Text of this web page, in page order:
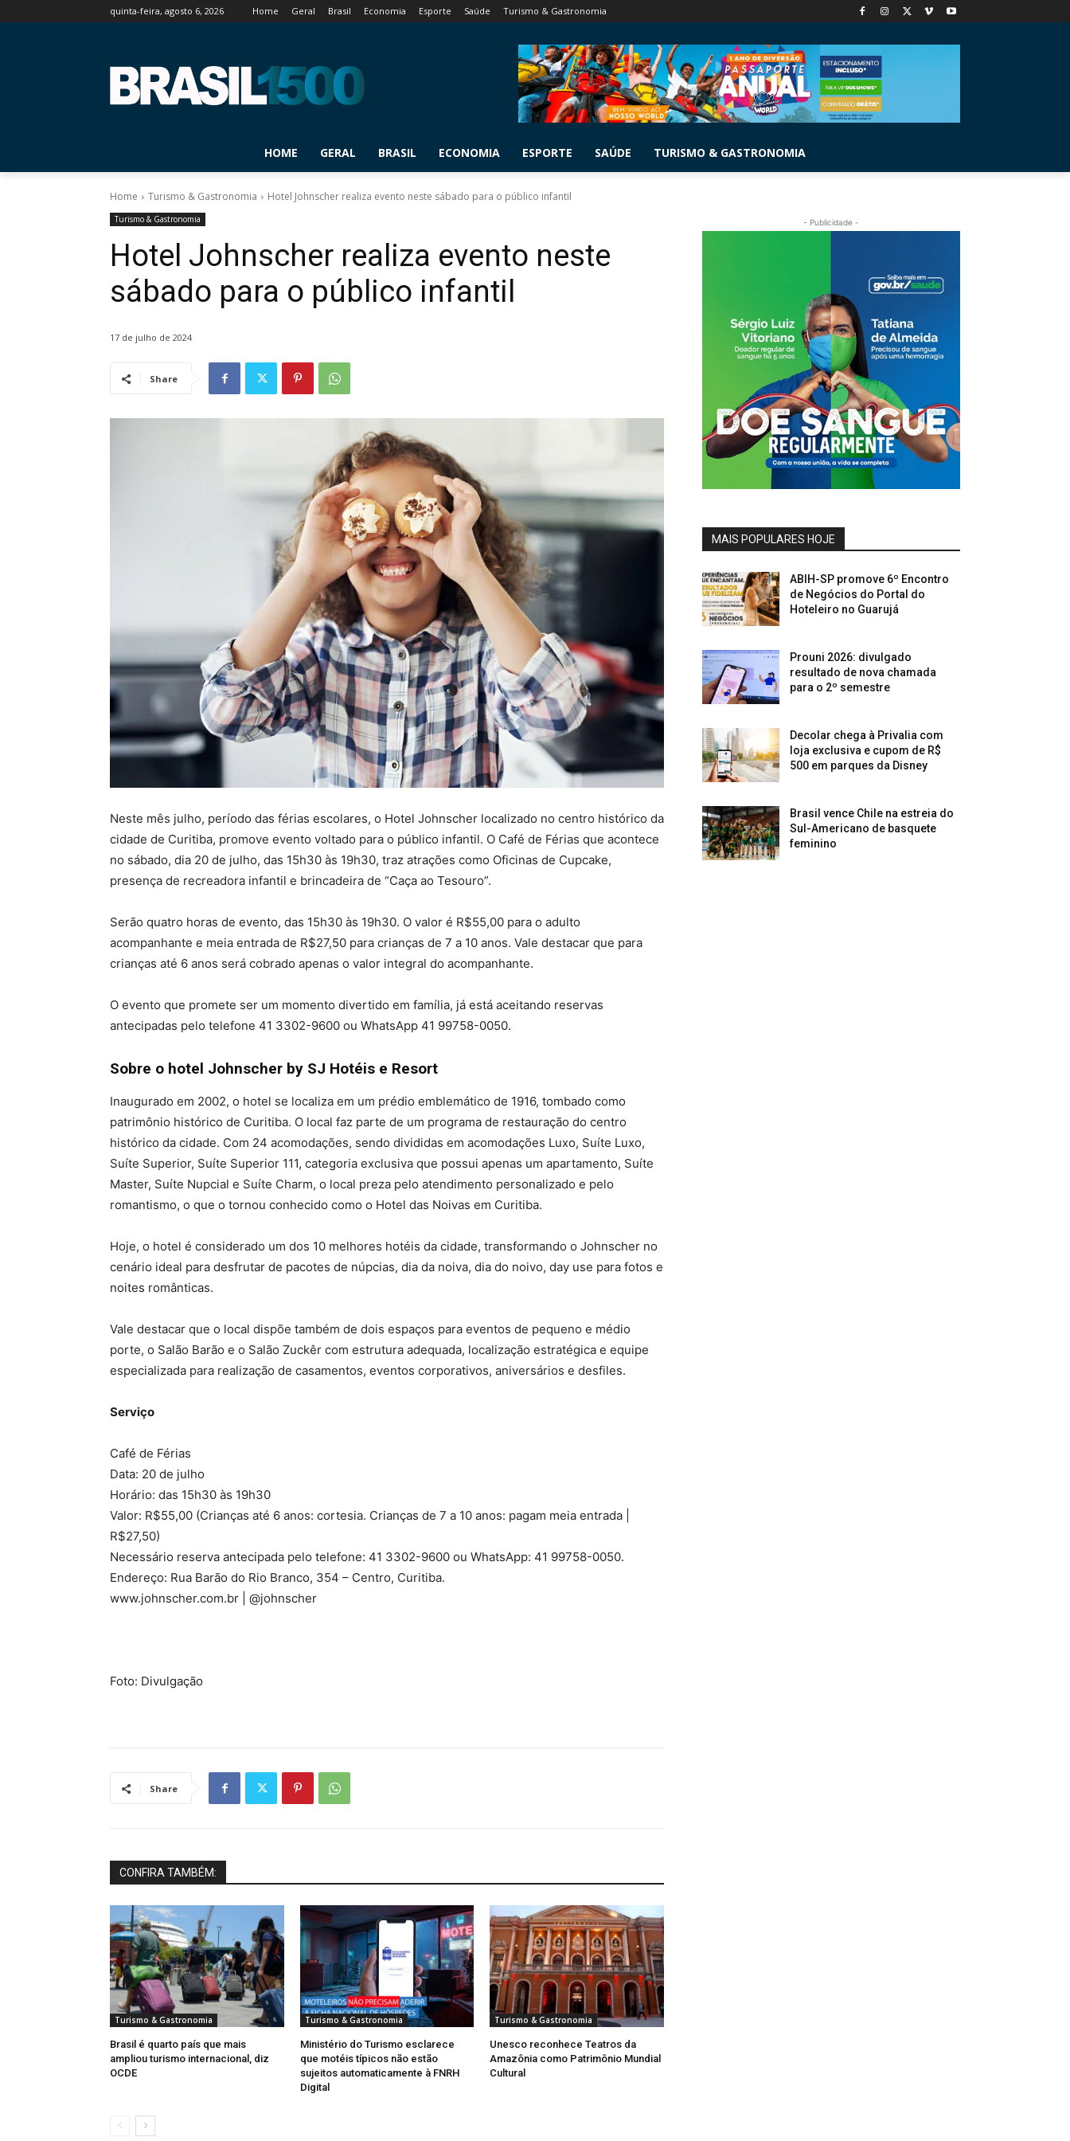
quinta-feira, agosto 6, 2026 Home Geral Brasil Economia Esporte Saúde Turismo & Gastronomia
HOME GERAL BRASIL ECONOMIA ESPORTE SAÚDE TURISMO & GASTRONOMIA
Home Turismo & Gastronomia Hotel Johnscher realiza evento neste sábado para o público infantil
Turismo & Gastronomia
Hotel Johnscher realiza evento neste
sábado para o público infantil
17 de julho de 2024
Share
Neste mês julho, período das férias escolares, o Hotel Johnscher localizado no centro histórico da
cidade de Curitiba, promove evento voltado para o público infantil. O Café de Férias que acontece
no sábado, dia 20 de julho, das 15h30 às 19h30, traz atrações como Oficinas de Cupcake,
presença de recreadora infantil e brincadeira de “Caça ao Tesouro”.
Serão quatro horas de evento, das 15h30 às 19h30. O valor é R$55,00 para o adulto
acompanhante e meia entrada de R$27,50 para crianças de 7 a 10 anos. Vale destacar que para
crianças até 6 anos será cobrado apenas o valor integral do acompanhante.
O evento que promete ser um momento divertido em família, já está aceitando reservas
antecipadas pelo telefone 41 3302-9600 ou WhatsApp 41 99758-0050.
Sobre o hotel Johnscher by SJ Hotéis e Resort
Inaugurado em 2002, o hotel se localiza em um prédio emblemático de 1916, tombado como
patrimônio histórico de Curitiba. O local faz parte de um programa de restauração do centro
histórico da cidade. Com 24 acomodações, sendo divididas em acomodações Luxo, Suíte Luxo,
Suíte Superior, Suíte Superior 111, categoria exclusiva que possui apenas um apartamento, Suíte
Master, Suíte Nupcial e Suíte Charm, o local preza pelo atendimento personalizado e pelo
romantismo, o que o tornou conhecido como o Hotel das Noivas em Curitiba.
Hoje, o hotel é considerado um dos 10 melhores hotéis da cidade, transformando o Johnscher no
cenário ideal para desfrutar de pacotes de núpcias, dia da noiva, dia do noivo, day use para fotos e
noites românticas.
Vale destacar que o local dispõe também de dois espaços para eventos de pequeno e médio
porte, o Salão Barão e o Salão Zuckêr com estrutura adequada, localização estratégica e equipe
especializada para realização de casamentos, eventos corporativos, aniversários e desfiles.
Serviço
Café de Férias
Data: 20 de julho
Horário: das 15h30 às 19h30
Valor: R$55,00 (Crianças até 6 anos: cortesia. Crianças de 7 a 10 anos: pagam meia entrada |
R$27,50)
Necessário reserva antecipada pelo telefone: 41 3302-9600 ou WhatsApp: 41 99758-0050.
Endereço: Rua Barão do Rio Branco, 354 – Centro, Curitiba.
www.johnscher.com.br | @johnscher
Foto: Divulgação
Share
CONFIRA TAMBÉM:
Turismo & Gastronomia
Brasil é quarto país que mais
ampliou turismo internacional, diz
OCDE
Turismo & Gastronomia
Ministério do Turismo esclarece
que motéis típicos não estão
sujeitos automaticamente à FNRH
Digital
Turismo & Gastronomia
Unesco reconhece Teatros da
Amazônia como Patrimônio Mundial
Cultural
- Publicidade -
MAIS POPULARES HOJE
ABIH-SP promove 6º Encontro
de Negócios do Portal do
Hoteleiro no Guarujá
Prouni 2026: divulgado
resultado de nova chamada
para o 2º semestre
Decolar chega à Privalia com
loja exclusiva e cupom de R$
500 em parques da Disney
Brasil vence Chile na estreia do
Sul-Americano de basquete
feminino